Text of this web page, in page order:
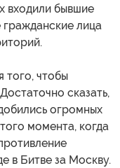
входили бывшие
лица
того, чтобы
сказать,
огромных
момента, когда
в Битве за Москву.